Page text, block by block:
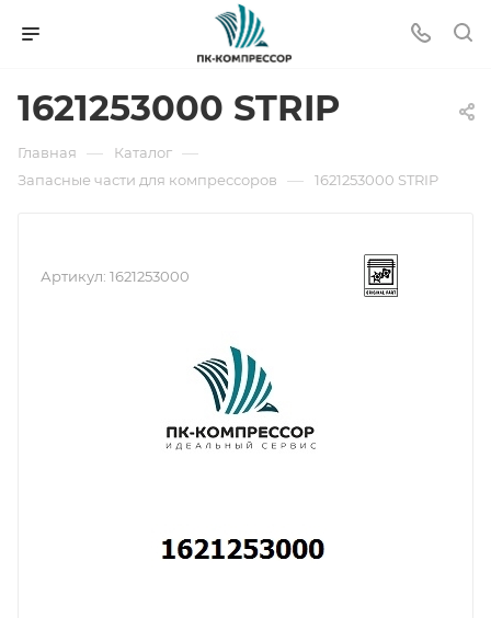
1621253000 STRIP
Главная — Каталог —
Запасные части для компрессоров — 1621253000 STRIP
Артикул: 1621253000